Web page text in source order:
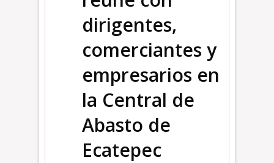
dirigentes,
comerciantes y
empresarios en
la Central de
Abasto de
Ecatepec